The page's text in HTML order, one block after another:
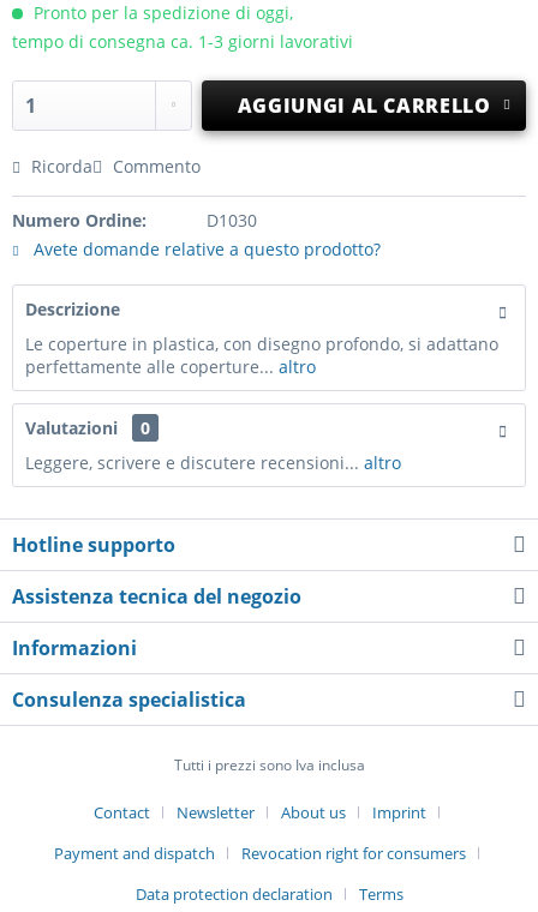
Pronto per la spedizione di oggi,
tempo di consegna ca. 1-3 giorni lavorativi
AGGIUNGI AL CARRELLO
Ricorda Commento
Numero Ordine:
D1030
Avete domande relative a questo prodotto?
Descrizione
Le coperture in plastica, con disegno profondo, si adattano
perfettamente alle coperture... altro
Valutazioni
0
Leggere, scrivere e discutere recensioni... altro
Hotline supporto
Assistenza tecnica del negozio
Informazioni
Consulenza specialistica
Tutti i prezzi sono Iva inclusa
Contact Newsletter About us
Imprint
Payment and dispatch
Revocation right for consumers
Data protection declaration
Terms